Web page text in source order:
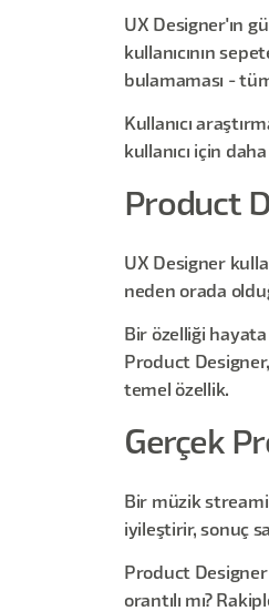
UX Designer'ın
kullanıcının
bulamaması -
Kullanıcı
kullanıcı için
Product
UX Designer
neden orada
Bir özelliği hayata
Product
temel özellik.
Gerçek
Bir müzik
iyileştirir, sonuç
Product Designer
orantılı mı?